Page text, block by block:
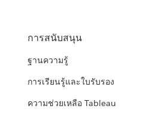
การสนับสนุน
ฐานความรู้
การเรียนรู้และใบรับรอง
ความช่วยเหลือ Tableau